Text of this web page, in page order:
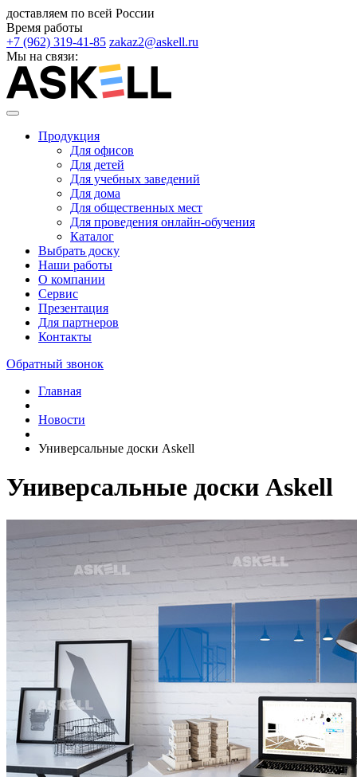
доставляем по всей России
Время работы
+7 (962) 319-41-85 zakaz2@askell.ru
Мы на связи:
Продукция
Для офисов
Для детей
Для учебных заведений
Для дома
Для общественных мест
Для проведения онлайн-обучения
Каталог
Выбрать доску
Наши работы
О компании
Сервис
Презентация
Для партнеров
Контакты
Обратный звонок
Главная
Новости
Универсальные доски Askell
Универсальные доски Askell